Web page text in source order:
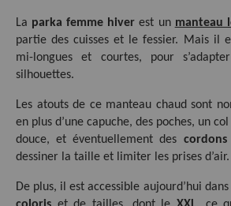
La parka femme hiver est un manteau
partie des cuisses et le fessier. Mais il
mi-longues et courtes, pour
silhouettes.
Les atouts de ce manteau chaud sont
en plus d’une capuche, des poches, un
douce, et éventuellement des cordons
dessiner la taille et limiter les prises d’air.